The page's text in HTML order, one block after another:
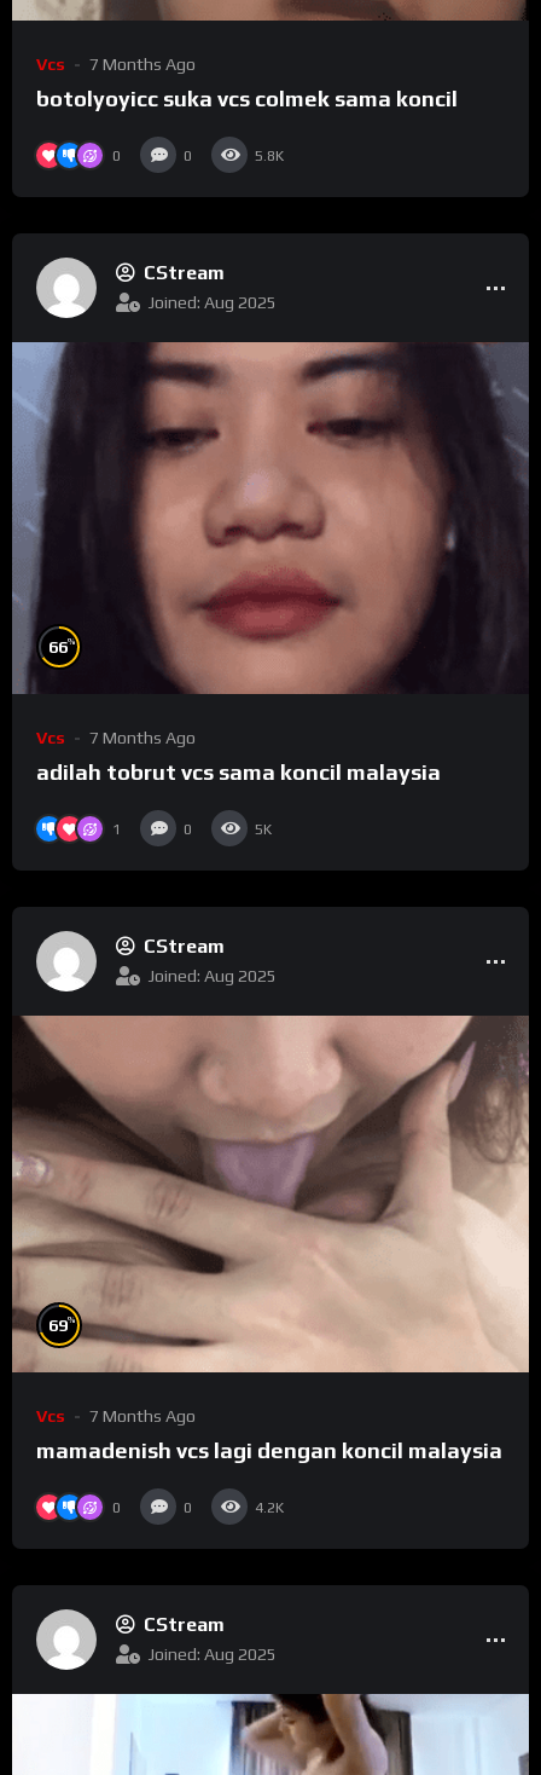
Vcs 7 Months Ago
botolyoyicc suka vcs colmek sama koncil
0 0 5.8K
CStream
Joined: Aug 2025
66%
Vcs 7 Months Ago
adilah tobrut vcs sama koncil malaysia
1 0 5K
CStream
Joined: Aug 2025
69%
Vcs 7 Months Ago
mamadenish vcs lagi dengan koncil malaysia
0 0 4.2K
CStream
Joined: Aug 2025